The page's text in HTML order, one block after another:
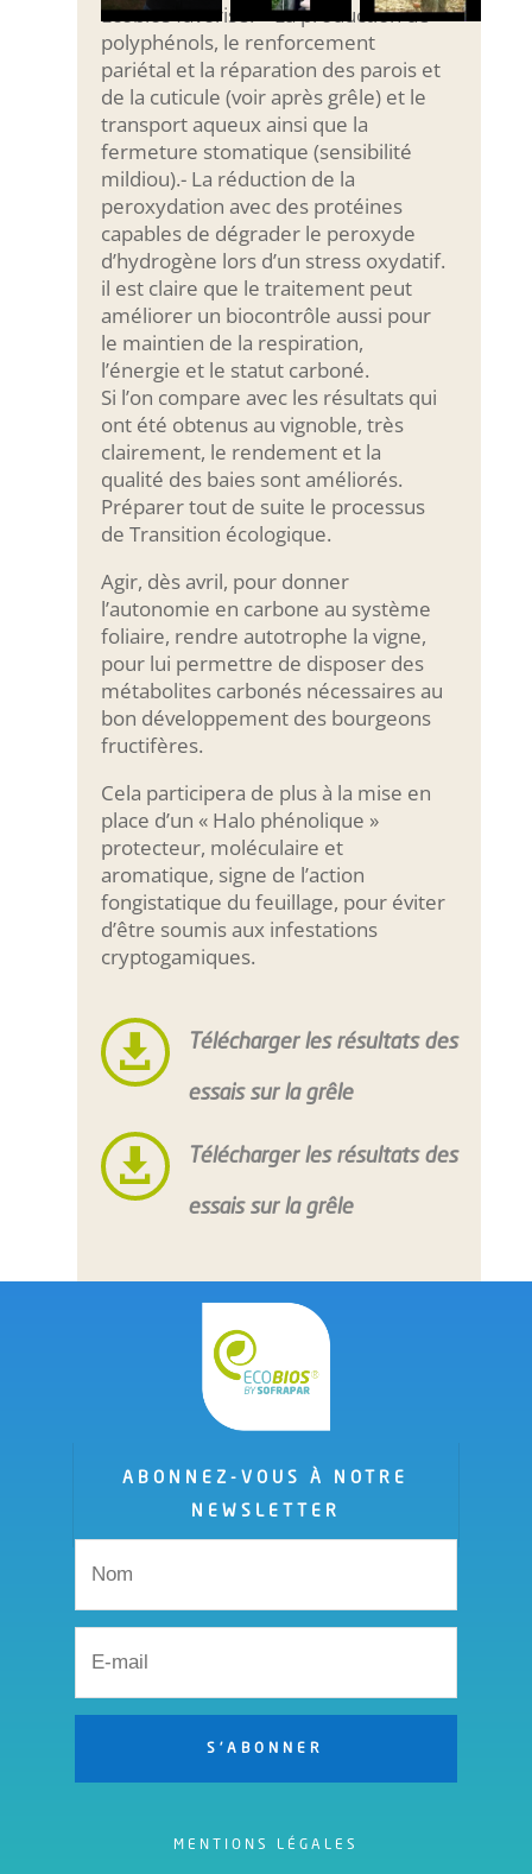
Ecobios favorise: – La production de
polyphénols, le renforcement
pariétal et la réparation des parois et
de la cuticule (voir après grêle) et le
transport aqueux ainsi que la
fermeture stomatique (sensibilité
mildiou).- La réduction de la
peroxydation avec des protéines
capables de dégrader le peroxyde
d’hydrogène lors d’un stress oxydatif.
il est claire que le traitement peut
améliorer un biocontrôle aussi pour
le maintien de la respiration,
l’énergie et le statut carboné.
Si l’on compare avec les résultats qui
ont été obtenus au vignoble, très
clairement, le rendement et la
qualité des baies sont améliorés.
Préparer tout de suite le processus
de Transition écologique.
Agir, dès avril, pour donner
l’autonomie en carbone au système
foliaire, rendre autotrophe la vigne,
pour lui permettre de disposer des
métabolites carbonés nécessaires au
bon développement des bourgeons
fructifères.
Cela participera de plus à la mise en
place d’un « Halo phénolique »
protecteur, moléculaire et
aromatique, signe de l’action
fongistatique du feuillage, pour éviter
d’être soumis aux infestations
cryptogamiques.
 Télécharger les résultats des
essais sur la grêle
 Télécharger les résultats des
essais sur la grêle
ABONNEZ-VOUS À NOTRE
NEWSLETTER
S'ABONNER
MENTIONS LÉGALES